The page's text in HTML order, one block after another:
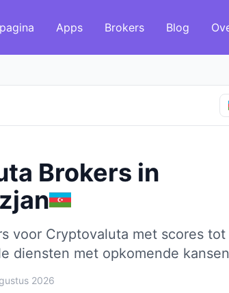
Apps Brokers Blog
Brokers in
voor Cryptovaluta met scores tot
diensten met opkomende
2026